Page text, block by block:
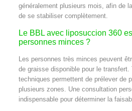
généralement plusieurs mois, afin de
de se stabiliser complètement.
Le BBL avec liposuccion 360
personnes minces ?
Les personnes très minces peuvent
de graisse disponible pour le transfert.
techniques permettent de prélever de
plusieurs zones. Une consultation
indispensable pour déterminer la